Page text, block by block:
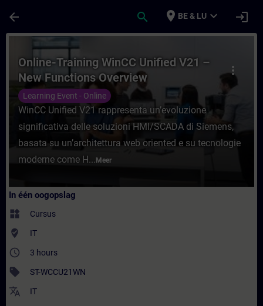
arrow_back search place BE & LU expand_more login
Cursus - Online-Training WinCC Unified
more_vert
Online-Training WinCC Unified V21 –
New Functions Overview
Learning Event - Online
WinCC Unified V21 rappresenta un’evoluzione
significativa delle soluzioni HMI/SCADA di Siemens,
basata su un’architettura web oriented e su tecnologie
moderne come H... Meer
In één oogopslag
widgets Cursus
where_to_vote IT
access_time 3 hours
sell ST-WCCU21WN
translate IT